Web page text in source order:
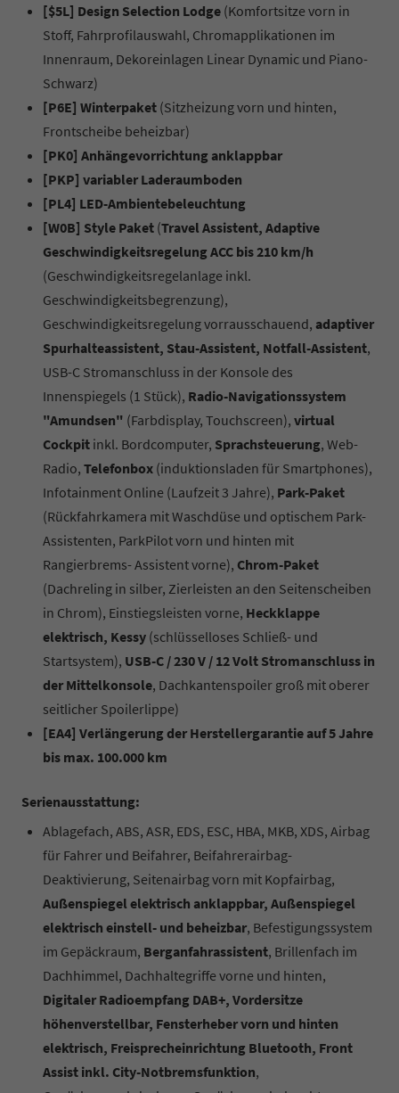
[$5L] Design Selection Lodge (Komfortsitze vorn in
Stoff, Fahrprofilauswahl, Chromapplikationen im
Innenraum, Dekoreinlagen Linear Dynamic und Piano-
Schwarz)
[P6E] Winterpaket (Sitzheizung vorn und hinten,
Frontscheibe beheizbar)
[PK0] Anhängevorrichtung anklappbar
[PKP] variabler Laderaumboden
[PL4] LED-Ambientebeleuchtung
[W0B] Style Paket (Travel Assistent, Adaptive
Geschwindigkeitsregelung ACC bis 210 km/h
(Geschwindigkeitsregelanlage inkl.
Geschwindigkeitsbegrenzung),
Geschwindigkeitsregelung vorrausschauend, adaptiver
Spurhalteassistent, Stau-Assistent, Notfall-Assistent,
USB-C Stromanschluss in der Konsole des
Innenspiegels (1 Stück), Radio-Navigationssystem
"Amundsen" (Farbdisplay, Touchscreen), virtual
Cockpit inkl. Bordcomputer, Sprachsteuerung, Web-
Radio, Telefonbox (induktionsladen für Smartphones),
Infotainment Online (Laufzeit 3 Jahre), Park-Paket
(Rückfahrkamera mit Waschdüse und optischem Park-
Assistenten, ParkPilot vorn und hinten mit
Rangierbrems- Assistent vorne), Chrom-Paket
(Dachreling in silber, Zierleisten an den Seitenscheiben
in Chrom), Einstiegsleisten vorne, Heckklappe
elektrisch, Kessy (schlüsselloses Schließ- und
Startsystem), USB-C / 230 V / 12 Volt Stromanschluss in
der Mittelkonsole, Dachkantenspoiler groß mit oberer
seitlicher Spoilerlippe)
[EA4] Verlängerung der Herstellergarantie auf 5 Jahre
bis max. 100.000 km
Serienausstattung:
Ablagefach, ABS, ASR, EDS, ESC, HBA, MKB, XDS, Airbag
für Fahrer und Beifahrer, Beifahrerairbag-
Deaktivierung, Seitenairbag vorn mit Kopfairbag,
Außenspiegel elektrisch anklappbar, Außenspiegel
elektrisch einstell- und beheizbar, Befestigungssystem
im Gepäckraum, Berganfahrassistent, Brillenfach im
Dachhimmel, Dachhaltegriffe vorne und hinten,
Digitaler Radioempfang DAB+, Vordersitze
höhenverstellbar, Fensterheber vorn und hinten
elektrisch, Freisprecheinrichtung Bluetooth, Front
Assist inkl. City-Notbremsfunktion,